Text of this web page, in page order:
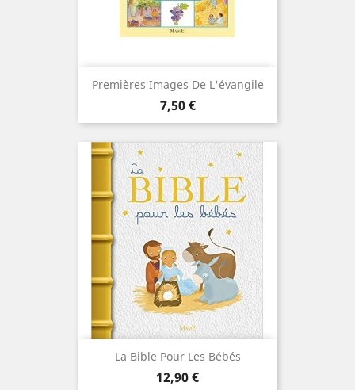
Premières Images De L'évangile
Prix
7,50 €
La Bible Pour Les Bébés
Prix
12,90 €